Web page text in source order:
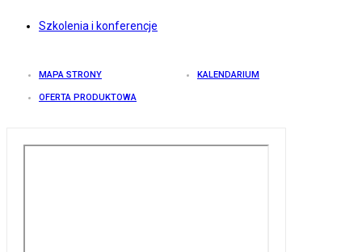
Szkolenia i konferencje
MAPA STRONY KALENDARIUM
OFERTA PRODUKTOWA